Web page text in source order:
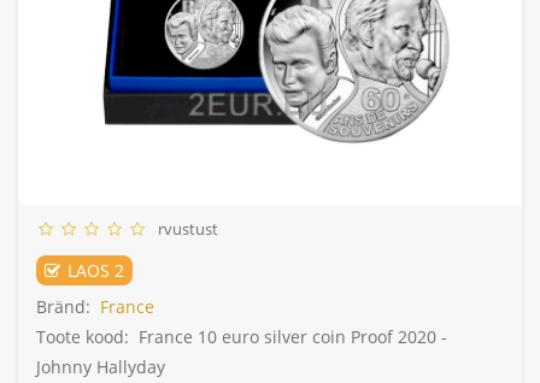
rvustust
LAOS 2
Bränd: France
Toote kood: France 10 euro silver coin Proof 2020 -
Johnny Hallyday